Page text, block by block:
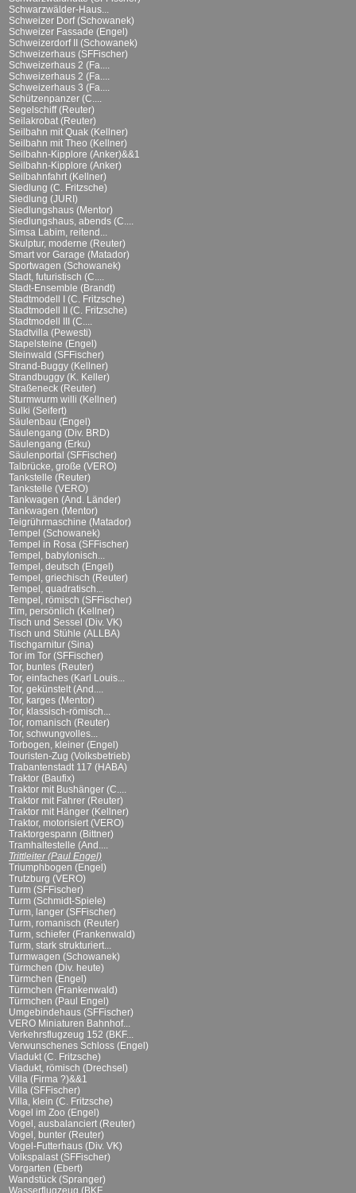
Schwarzwälder-Haus...
Schweizer Dorf (Schowanek)
Schweizer Fassade (Engel)
Schweizerdorf II (Schowanek)
Schweizerhaus (SFFischer)
Schweizerhaus 2 (Fa....
Schweizerhaus 2 (Fa....
Schweizerhaus 3 (Fa....
Schützenpanzer (C....
Segelschiff (Reuter)
Seilakrobat (Reuter)
Seilbahn mit Quak (Kellner)
Seilbahn mit Theo (Kellner)
Seilbahn-Kipplore (Anker)&&1
Seilbahn-Kipplore (Anker)
Seilbahnfahrt (Kellner)
Siedlung (C. Fritzsche)
Siedlung (JURI)
Siedlungshaus (Mentor)
Siedlungshaus, abends (C....
Simsa Labim, reitend...
Skulptur, moderne (Reuter)
Smart vor Garage (Matador)
Sportwagen (Schowanek)
Stadt, futuristisch (C....
Stadt-Ensemble (Brandt)
Stadtmodell I (C. Fritzsche)
Stadtmodell II (C. Fritzsche)
Stadtmodell III (C....
Stadtvilla (Pewesti)
Stapelsteine (Engel)
Steinwald (SFFischer)
Strand-Buggy (Kellner)
Strandbuggy (K. Keller)
Straßeneck (Reuter)
Sturmwurm willi (Kellner)
Sulki (Seifert)
Säulenbau (Engel)
Säulengang (Div. BRD)
Säulengang (Erku)
Säulenportal (SFFischer)
Talbrücke, große (VERO)
Tankstelle (Reuter)
Tankstelle (VERO)
Tankwagen (And. Länder)
Tankwagen (Mentor)
Teigrührmaschine (Matador)
Tempel (Schowanek)
Tempel in Rosa (SFFischer)
Tempel, babylonisch...
Tempel, deutsch (Engel)
Tempel, griechisch (Reuter)
Tempel, quadratisch...
Tempel, römisch (SFFischer)
Tim, persönlich (Kellner)
Tisch und Sessel (Div. VK)
Tisch und Stühle (ALLBA)
Tischgarnitur (Sina)
Tor im Tor (SFFischer)
Tor, buntes (Reuter)
Tor, einfaches (Karl Louis...
Tor, gekünstelt (And....
Tor, karges (Mentor)
Tor, klassisch-römisch...
Tor, romanisch (Reuter)
Tor, schwungvolles...
Torbogen, kleiner (Engel)
Touristen-Zug (Volksbetrieb)
Trabantenstadt 117 (HABA)
Traktor (Baufix)
Traktor mit Bushänger (C....
Traktor mit Fahrer (Reuter)
Traktor mit Hänger (Kellner)
Traktor, motorisiert (VERO)
Traktorgespann (Bittner)
Tramhaltestelle (And....
Trittleiter (Paul Engel)
Triumphbogen (Engel)
Trutzburg (VERO)
Turm (SFFischer)
Turm (Schmidt-Spiele)
Turm, langer (SFFischer)
Turm, romanisch (Reuter)
Turm, schiefer (Frankenwald)
Turm, stark strukturiert...
Turmwagen (Schowanek)
Türmchen (Div. heute)
Türmchen (Engel)
Türmchen (Frankenwald)
Türmchen (Paul Engel)
Umgebindehaus (SFFischer)
VERO Miniaturen Bahnhof...
Verkehrsflugzeug 152 (BKF...
Verwunschenes Schloss (Engel)
Viadukt (C. Fritzsche)
Viadukt, römisch (Drechsel)
Villa (Firma ?)&&1
Villa (SFFischer)
Villa, klein (C. Fritzsche)
Vogel im Zoo (Engel)
Vogel, ausbalanciert (Reuter)
Vogel, bunter (Reuter)
Vogel-Futterhaus (Div. VK)
Volkspalast (SFFischer)
Vorgarten (Ebert)
Wandstück (Spranger)
Wasserflugzeug (BKF